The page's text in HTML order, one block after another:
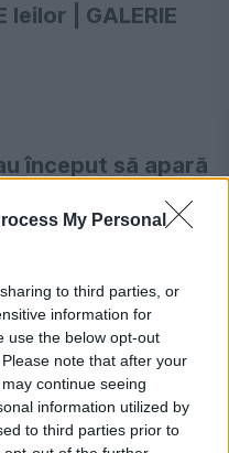
My Personal
to third parties, or
information for
use the below opt-out
note that after your
continue seeing
information utilized by
to third parties prior to
leilor | GALERIE
început să apară
provoacă acest
FOTO
la 70 de ani:
decât o stare
/ VIDEO